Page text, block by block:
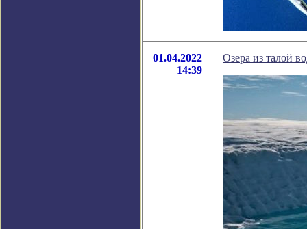
01.04.2022
14:39
Озера из талой